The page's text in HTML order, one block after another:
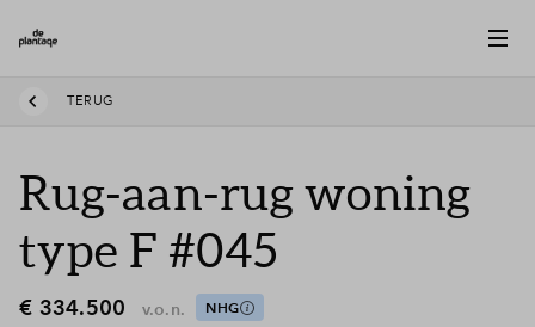
TERUG
Rug-aan-rug woning
type F #045
€ 334.500 v.o.n. NHG